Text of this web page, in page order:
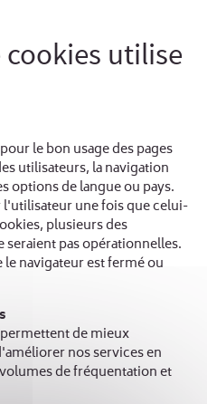
cookies utilise
le bon usage des pages
utilisateurs, la navigation
options de langue ou pays.
une fois que celui-
plusieurs des
pas opérationnelles.
navigateur est fermé ou
de mieux
nos services en
de fréquentation et